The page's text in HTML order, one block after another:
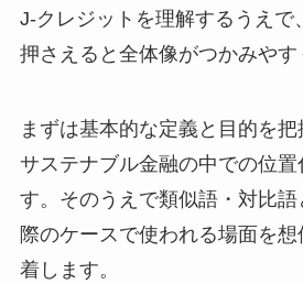
J-クレジットを理解するうえで
押さえると全体像がつかみやす
まずは基本的な定義と目的を把
サステナブル金融の中での位置
す。そのうえで類似語・対比
際のケースで使われる場面を
着します。